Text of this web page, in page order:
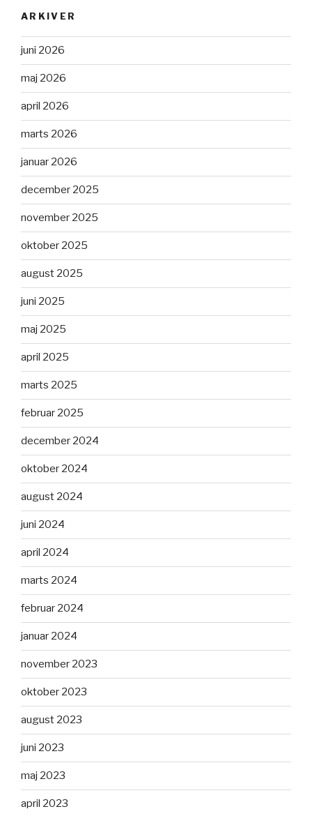
ARKIVER
juni 2026
maj 2026
april 2026
marts 2026
januar 2026
december 2025
november 2025
oktober 2025
august 2025
juni 2025
maj 2025
april 2025
marts 2025
februar 2025
december 2024
oktober 2024
august 2024
juni 2024
april 2024
marts 2024
februar 2024
januar 2024
november 2023
oktober 2023
august 2023
juni 2023
maj 2023
april 2023